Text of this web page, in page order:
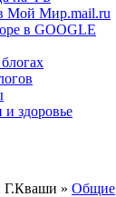
Мой Мир.mail.ru
в GOOGLE
здоровье
Г.Кваши » Общие